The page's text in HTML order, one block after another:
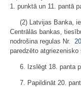
1. punktā un 11. pantā
(2) Latvijas Banka,
Centrālās bankas,
nodrošina regulas Nr.
paredzēto atgriezenisko
6. Izslēgt 18. panta
7. Papildināt 20.